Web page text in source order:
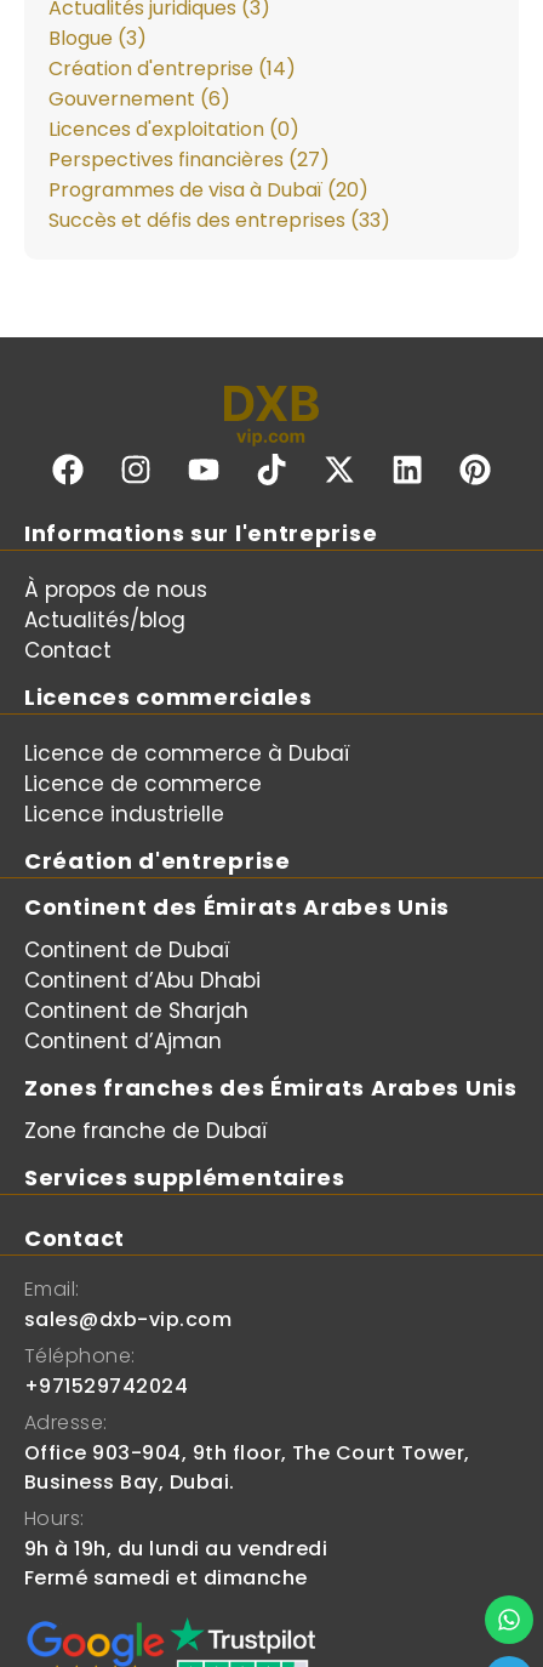
Actualités juridiques (3)
Blogue (3)
Création d'entreprise (14)
Gouvernement (6)
Licences d'exploitation (0)
Perspectives financières (27)
Programmes de visa à Dubaï (20)
Succès et défis des entreprises (33)
Informations sur l'entreprise
À propos de nous
Actualités/blog
Contact
Licences commerciales
Licence de commerce à Dubaï
Licence de commerce
Licence industrielle
Création d'entreprise
Continent des Émirats Arabes Unis
Continent de Dubaï
Continent d’Abu Dhabi
Continent de Sharjah
Continent d’Ajman
Zones franches des Émirats Arabes Unis
Zone franche de Dubaï
Services supplémentaires
Contact
Email:
sales@dxb-vip.com
Téléphone:
+971529742024
Adresse:
Office 903-904, 9th floor, The Court Tower,
Business Bay, Dubai.
Hours:
9h à 19h, du lundi au vendredi
Fermé samedi et dimanche